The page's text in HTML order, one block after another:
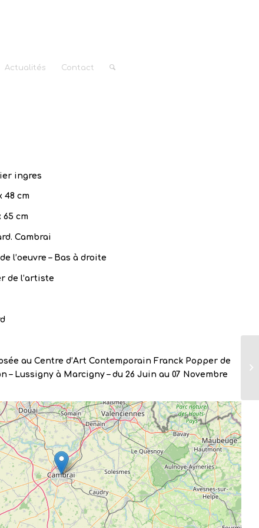
Actualités Contact
ingres
48 cm
65 cm
Cambrai
l’oeuvre – Bas à droite
de l’artiste
au Centre d’Art Contemporain Franck Popper de
– Lussigny à Marcigny – du 26 Juin au 07 Novembre